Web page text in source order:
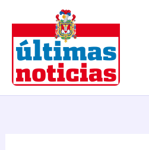
contenido